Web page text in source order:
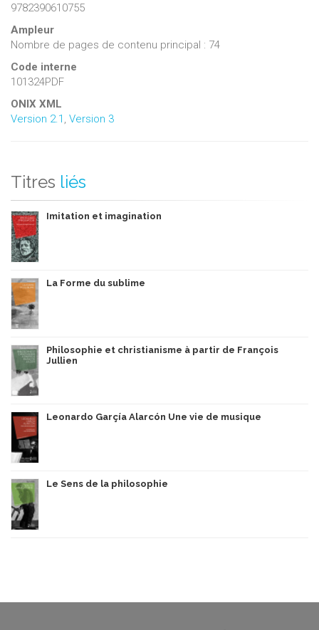
9782390610755
Ampleur
Nombre de pages de contenu principal : 74
Code interne
101324PDF
ONIX XML
Version 2.1 , Version 3
Titres liés
Imitation et imagination
La Forme du sublime
Philosophie et christianisme à partir de François
Jullien
Leonardo Garçía Alarcón Une vie de musique
Le Sens de la philosophie